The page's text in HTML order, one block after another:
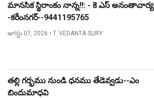
మానసిక స్థిరాంకం నాన్న!!: - కె ఎస్ అనంతాచార్య
-కరీంనగర్--9441195765
ఆగస్టు 07, 2026 • T. VEDANTA SURY
తల్లి గర్భము నుండి ధనము తేడెవ్వడు--ఎం
బిందుమాధవి